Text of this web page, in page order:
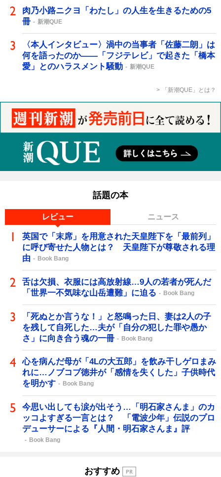
肉乃小路ニクヨ「わたし」の人生を生きるための5
冊
新潮QUE
〈本人インタビュー〉渦中の当事者「佐藤二朗」は
何を語ったのか――「フジテレビ」で起きた「橋本
愛」とのハラスメント騒動
新潮QUE
「新潮QUE」とは？
話題の本
レビュー ニュース
英国で「末席」を用意された天皇陛下を「最前列」
に呼び寄せた人物とは？ 天皇陛下が尊敬される理
由
Book Bang
舌は欠損、衣服には高放射線…9人の若者が死んだ
「世界一不気味な山岳遭難」に迫る
Book Bang
「死ぬとか言うな！」と怒鳴った日、妻は2人の子
を残して自死した…夫が「自分の犯した罪や愚か
さ」に向き合う魂の一冊
Book Bang
心を病んだ母が「4Lの大五郎」を飲み干しゲロまみ
れに…ノブコブ徳井が「感情を失くした」子供時代
を明かす
Book Bang
今思い出しても涙が出そう…「明石家さんま」のカ
ッコよすぎる一言とは？ 「電波少年」伝説のプロ
デューサーによる『人間・明石家さんま』評
Book Bang
おすすめ